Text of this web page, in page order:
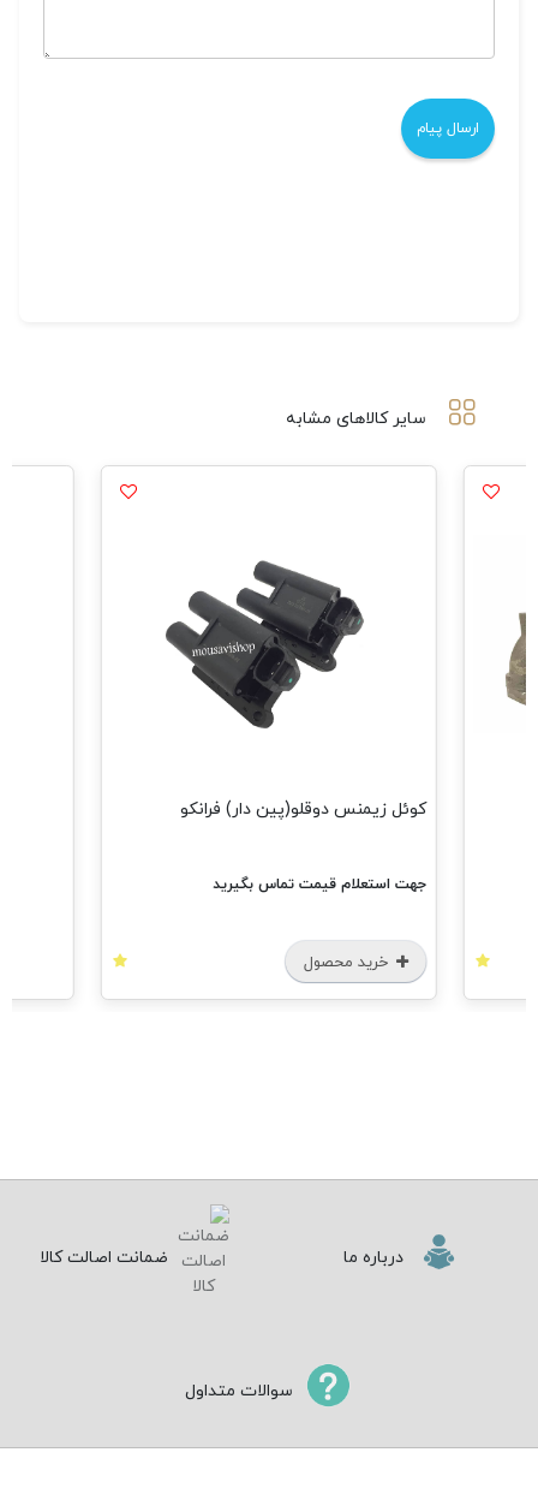
سایر کالاهای مشابه
کوئل زیمنس دوقلو(پین دار) فرانکو
جهت استعلام قیمت تماس بگیرید
خرید محصول
درباره ما ضمانت اصالت کالا
سوالات متداول